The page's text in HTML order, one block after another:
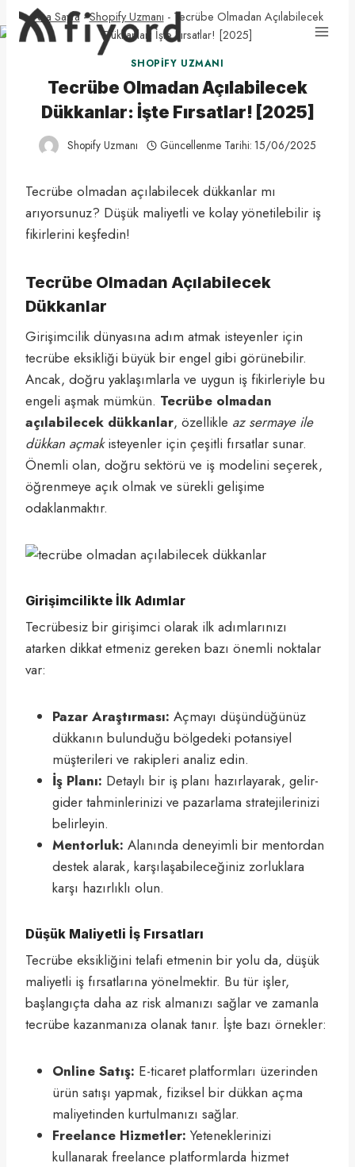
Skip
to
Ana Sayfa-Shopify Uzmanı - Tecrübe Olmadan Açılabilecek
Dükkanlar: İşte Fırsatlar! [2025]
SHOPIFY UZMANI
Tecrübe Olmadan Açılabilecek
Dükkanlar: İşte Fırsatlar! [2025]
Shopify Uzmanı Güncellenme Tarihi: 15/06/2025
Tecrübe olmadan açılabilecek dükkanlar mı
arıyorsunuz? Düşük maliyetli ve kolay yönetilebilir iş
fikirlerini keşfedin!
Tecrübe Olmadan Açılabilecek
Dükkanlar
Girişimcilik dünyasına adım atmak isteyenler için
tecrübe eksikliği büyük bir engel gibi görünebilir.
Ancak, doğru yaklaşımlarla ve uygun iş fikirleriyle bu
engeli aşmak mümkün. Tecrübe olmadan
açılabilecek dükkanlar, özellikle az sermaye ile
dükkan açmakisteyenler için çeşitli fırsatlar sunar.
Önemli olan, doğru sektörü ve iş modelini seçerek,
öğrenmeye açık olmak ve sürekli gelişime
odaklanmaktır.
Girişimcilikte İlk Adımlar
Tecrübesiz bir girişimci olarak ilk adımlarınızı
atarken dikkat etmeniz gereken bazı önemli noktalar
var:
Pazar Araştırması: Açmayı düşündüğünüz
dükkanın bulunduğu bölgedeki potansiyel
müşterileri ve rakipleri analiz edin.
İş Planı: Detaylı bir iş planı hazırlayarak, gelir-
gider tahminlerinizi ve pazarlama stratejilerinizi
belirleyin.
Mentorluk: Alanında deneyimli bir mentordan
destek alarak, karşılaşabileceğiniz zorluklara
karşı hazırlıklı olun.
Düşük Maliyetli İş Fırsatları
Tecrübe eksikliğini telafi etmenin bir yolu da, düşük
maliyetli iş fırsatlarına yönelmektir. Bu tür işler,
başlangıçta daha az risk almanızı sağlar ve zamanla
tecrübe kazanmanıza olanak tanır. İşte bazı örnekler:
Online Satış: E-ticaret platformları üzerinden
ürün satışı yapmak, fiziksel bir dükkan açma
maliyetinden kurtulmanızı sağlar.
Freelance Hizmetler: Yeteneklerinizi
kullanarak freelance platformlarda hizmet